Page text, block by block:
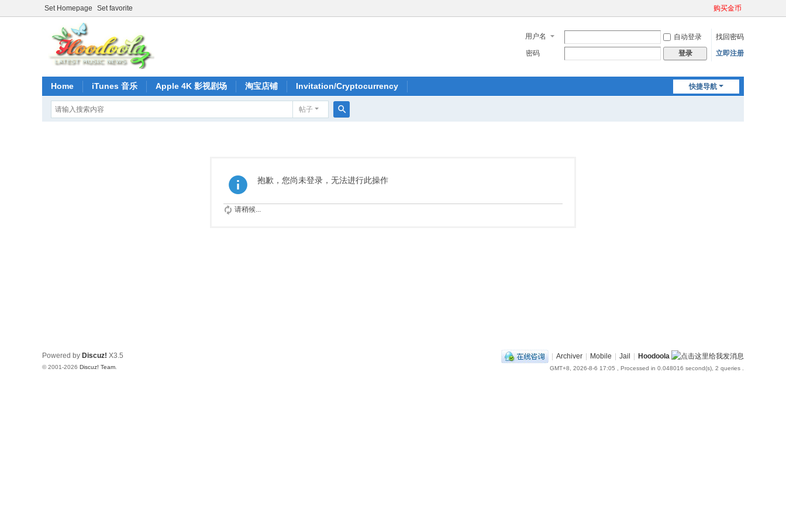
Set Homepage Set favorite 购买金币
用户名 自动登录
找回密码
密码
登录 立即注册
快捷导航
Home iTunes 音乐 Apple 4K 影视剧场 淘宝店铺 Invitation/Cryptocurrency
帖子
抱歉，您尚未登录，无法进行此操作
请稍候...
| Archiver | Mobile | Jail | Hoodoola
GMT+8, 2026-8-6 17:05 , Processed in 0.048016 second(s), 2 queries .
Powered by Discuz! X3.5
© 2001-2026 Discuz! Team